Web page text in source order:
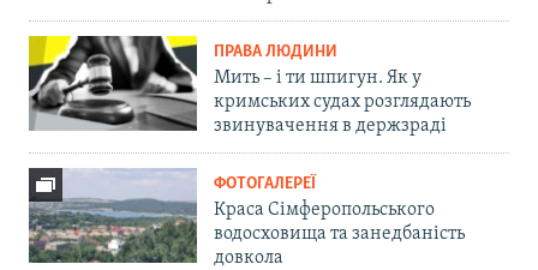
ПРАВА ЛЮДИНИ
Мить – і ти шпигун. Як у
кримських судах розглядають
звинувачення в держзраді
ФОТОГАЛЕРЕЇ
Краса Сімферопольського
водосховища та занедбаність
довкола